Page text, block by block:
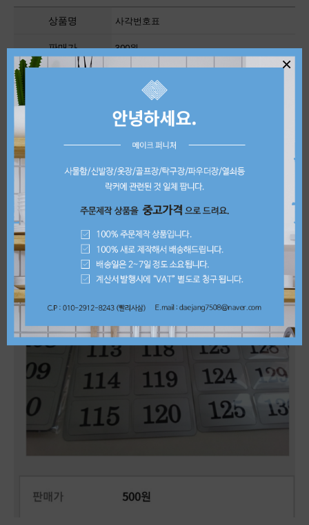
상품명 사각번호표
판매가 300원
번호표 10단위로 판매
×